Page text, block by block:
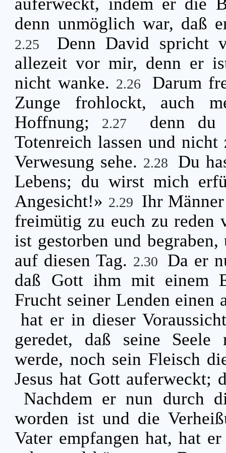
denn unmöglich war, daß
2.25
Denn David spricht
allezeit vor mir, denn er
nicht wanke. 2.26
Darum
Zunge frohlockt, auch
Hoffnung;
2.27
denn du
Totenreich lassen und
Verwesung sehe. 2.28
Du
Lebens; du wirst mich
Angesicht!» 2.29
Ihr
freimütig zu euch zu reden
ist gestorben und
auf diesen Tag. 2.30
Da er
daß Gott ihm mit einem
Frucht seiner Lenden einen
hat er in dieser
geredet, daß seine Seele
werde, noch sein Fleisch
Jesus hat Gott
Nachdem er nun durch
worden ist und die
Vater empfangen hat, hat